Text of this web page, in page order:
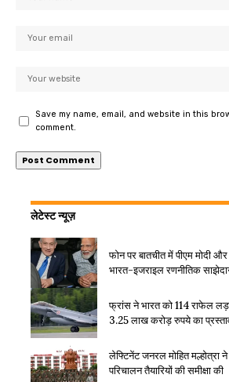
Save my name, email, and website in this
comment.
लेटेस्ट न्यूज़
फोन पर बातचीत में पीएम मोदी
भारत-इजराइल रणनीतिक
फ्रांस ने भारत को 114 राफेल
3.25 लाख करोड़ रुपये का
लेफ्टिनेंट जनरल मोहित मल्होत्रा
परिचालन तैयारियों की समीक्षा की